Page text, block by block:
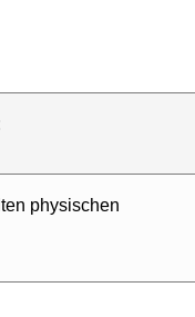
physischen